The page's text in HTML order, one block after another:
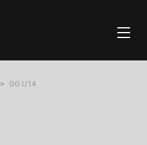
> GG U14